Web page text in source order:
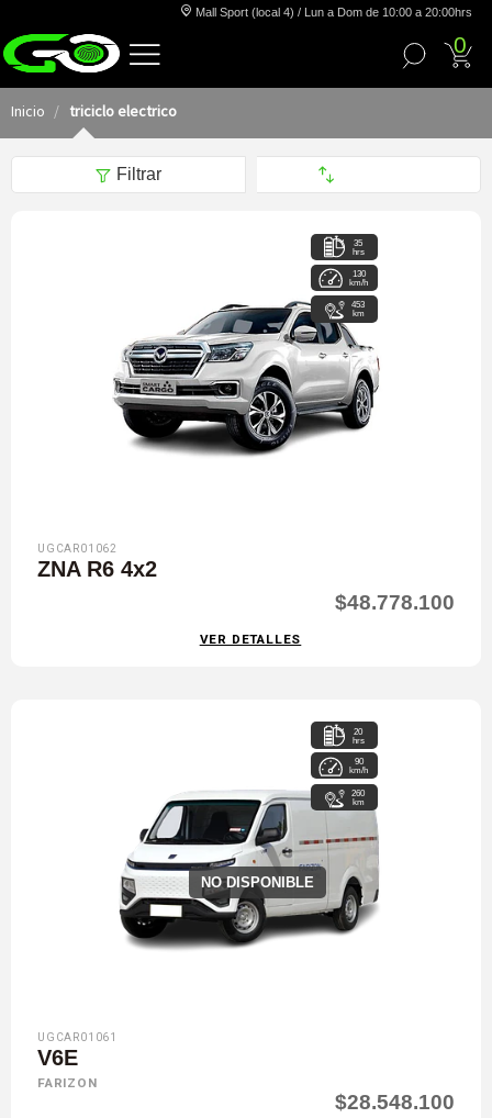
Mall Sport (local 4) / Lun a Dom de 10:00 a 20:00hrs
0
Inicio triciclo electrico
Filtrar
35
hrs
130
km/h
453
km
UGCAR01062
ZNA R6 4x2
$48.778.100
VER DETALLES
NO DISPONIBLE
20
hrs
90
km/h
260
km
UGCAR01061
V6E
FARIZON
$28.548.100